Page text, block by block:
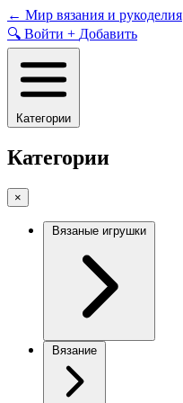
Skip
to
content
← Мир вязания и рукоделия
🔍 Войти + Добавить
Категории
Категории
×
Вязаные игрушки
Вязание